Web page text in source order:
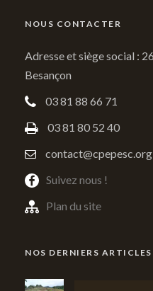
NOUS CONTACTER
Adresse et siège social :
Besançon
03 81 88 66 71
03 81 80 52 40
contact@cpepesc.org
Suivez nous !
Plan du site
NOS DERNIERS ARTICLES